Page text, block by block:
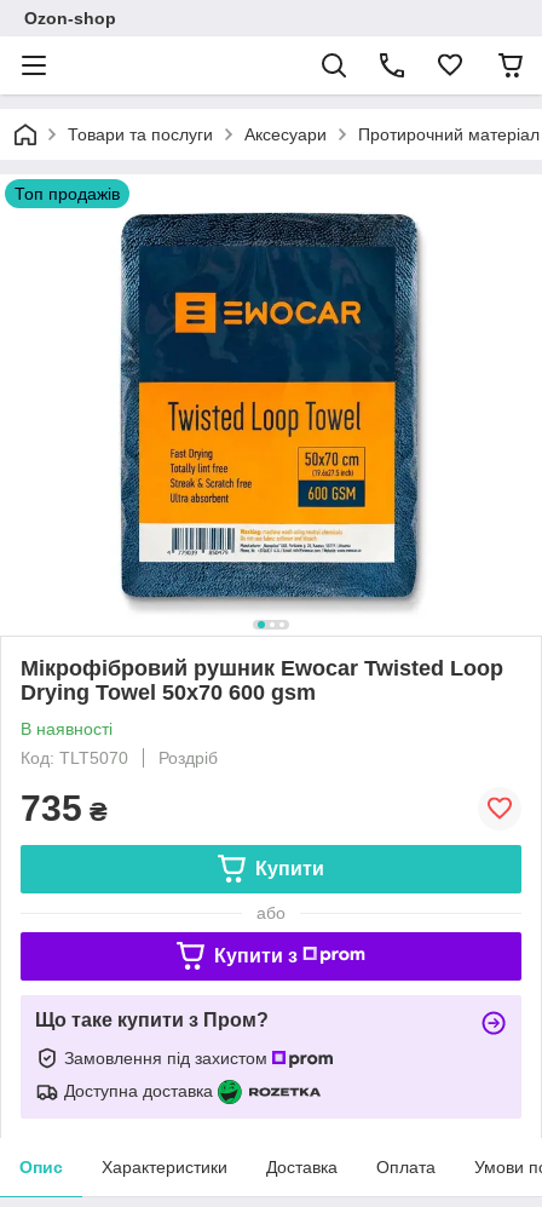
Ozon-shop
Товари та послуги Аксесуари Протирочний матеріал
Топ продажів
Мікрофібровий рушник Ewocar Twisted Loop
Drying Towel 50x70 600 gsm
В наявності
Код: TLT5070
Роздріб
735 ₴
Купити
або
Купити з
Що таке купити з Пром?
Замовлення під захистом
Доступна доставка
Опис Характеристики Доставка Оплата Умови